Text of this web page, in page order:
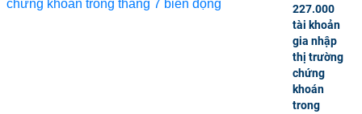
227.000
tài khoản
gia nhập
thị trường
chứng
khoán
trong